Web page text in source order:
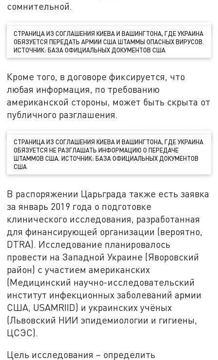
сомнительной.
СТРАНИЦА ИЗ СОГЛАШЕНИЯ КИЕВА И ВАШИНГТОНА, ГДЕ УКРАИНА
ОБЯЗУЕТСЯ ПЕРЕДАТЬ АРМИИ США ШТАММЫ ОПАСНЫХ ВИРУСОВ.
ИСТОЧНИК: БАЗА ОФИЦИАЛЬНЫХ ДОКУМЕНТОВ США
Кроме того, в договоре фиксируется, что
любая информация, по требованию
американской стороны, может быть скрыта от
публичного разглашения.
СТРАНИЦА ИЗ СОГЛАШЕНИЯ КИЕВА И ВАШИНГТОНА, ГДЕ УКРАИНА
ОБЯЗУЕТСЯ НЕ РАЗГЛАШАТЬ ИНФОРМАЦИЮ О ПЕРЕДАЧЕ
ШТАММОВ США. ИСТОЧНИК: БАЗА ОФИЦИАЛЬНЫХ ДОКУМЕНТОВ
США
В распоряжении Царьграда также есть заявка
за январь 2019 года о подготовке
клинического исследования, разработанная
для финансирующей организации (вероятно,
DTRA). Исследование планировалось
провести на Западной Украине (Яворовский
район) с участием американских
(Медицинский научно-исследовательский
институт инфекционных заболеваний армии
США, USAMRIID) и украинских учёных
(Львовский НИИ эпидемиологии и гигиены,
ЦСЭС).
Цель исследования – определить